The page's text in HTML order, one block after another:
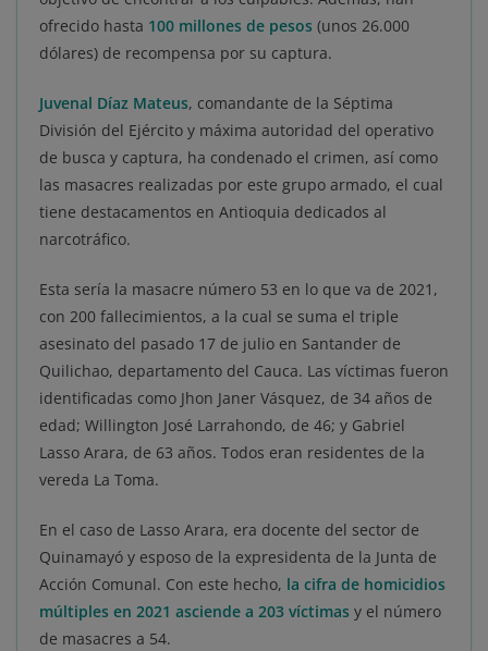
ofrecido hasta 100 millones de pesos (unos 26.000
dólares) de recompensa por su captura.
Juvenal Díaz Mateus, comandante de la Séptima
División del Ejército y máxima autoridad del operativo
de busca y captura, ha condenado el crimen, así como
las masacres realizadas por este grupo armado, el cual
tiene destacamentos en Antioquia dedicados al
narcotráfico.
Esta sería la masacre número 53 en lo que va de 2021,
con 200 fallecimientos, a la cual se suma el triple
asesinato del pasado 17 de julio en Santander de
Quilichao, departamento del Cauca. Las víctimas fueron
identificadas como Jhon Janer Vásquez, de 34 años de
edad; Willington José Larrahondo, de 46; y Gabriel
Lasso Arara, de 63 años. Todos eran residentes de la
vereda La Toma.
En el caso de Lasso Arara, era docente del sector de
Quinamayó y esposo de la expresidenta de la Junta de
Acción Comunal. Con este hecho, la cifra de homicidios
múltiples en 2021 asciende a 203 víctimas y el número
de masacres a 54.